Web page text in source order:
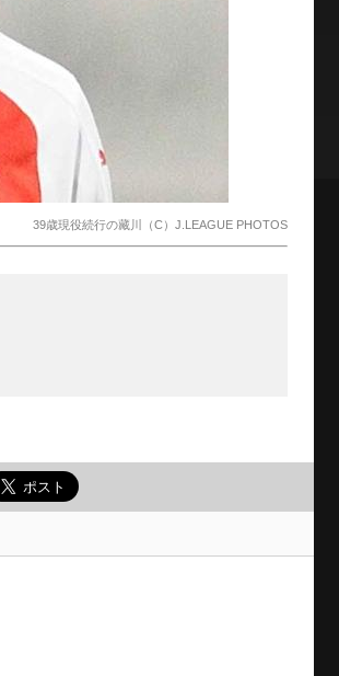
39歳現役続行の藏川（C）J.LEAGUE PHOTOS